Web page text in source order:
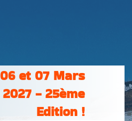
06 et 07 Mars
2027 - 25ème
Edition !